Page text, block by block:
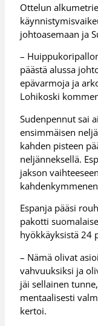
Ottelun
johtoasemaan ja
–
päästä alussa
epävarmoja ja
Lohikoski
Sudenpennut sai
ensimmäisen
kahden pisteen
neljänneksellä.
jakson
Espanja pääsi
pakotti
hyökkäyksistä 24
– Nämä olivat
vahvuuksiksi ja
jäi sellainen
mentaalisesti
kertoi.